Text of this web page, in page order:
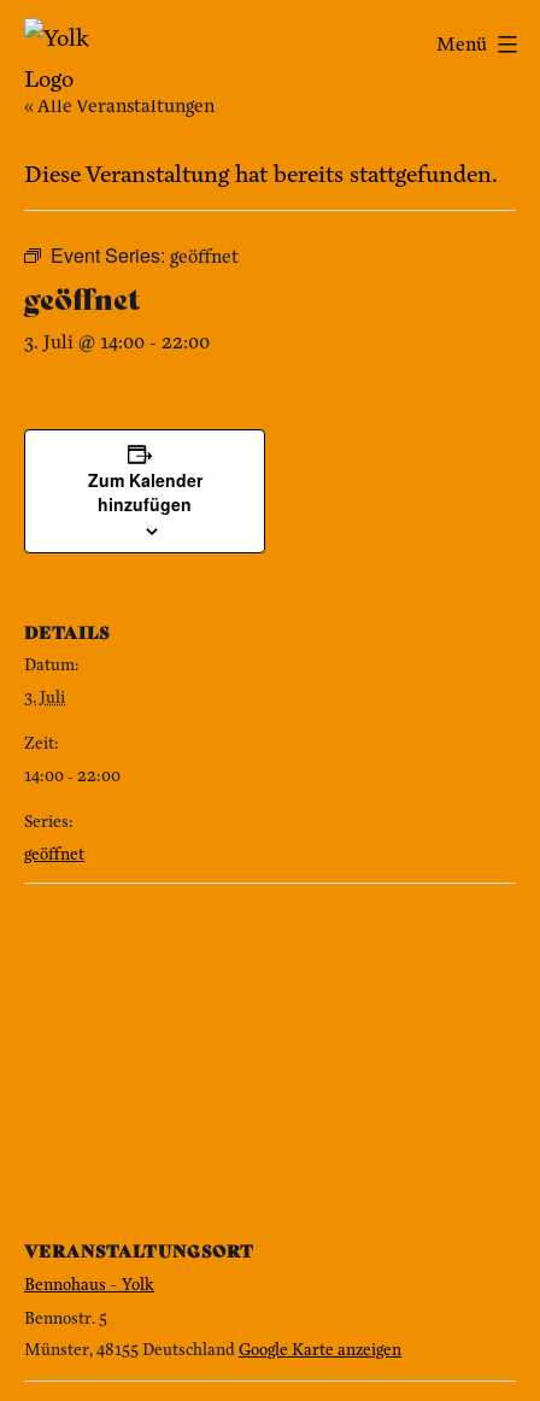
Zum
springen
Yolk
-
Café
im
Bennohaus
Menü
« Alle Veranstaltungen
Diese Veranstaltung hat bereits stattgefunden.
Event Series: geöffnet
geöffnet
3. Juli @ 14:00 - 22:00
Zum Kalender
hinzufügen
DETAILS
Datum:
3. Juli
Zeit:
14:00 - 22:00
Series:
geöffnet
VERANSTALTUNGSORT
Bennohaus – Yolk
Bennostr. 5
Münster,48155DeutschlandGoogle Karte anzeigen